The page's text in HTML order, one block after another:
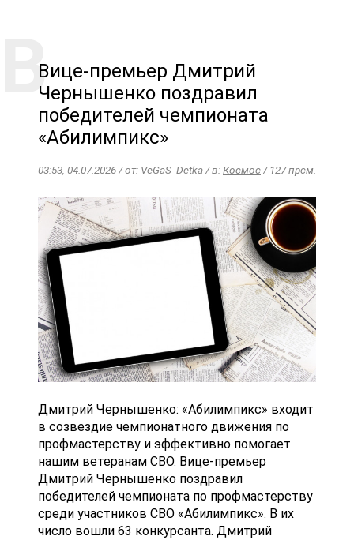
Вице-премьер Дмитрий
Чернышенко поздравил
победителей чемпионата
«Абилимпикс»
03:53, 04.07.2026 / от: VeGaS_Detka / в:Космос/ 127 прсм.
Дмитрий Чернышенко: «Абилимпикс» входит
в созвездие чемпионатного движения по
профмастерству и эффективно помогает
нашим ветеранам СВО. Вице-премьер
Дмитрий Чернышенко поздравил
победителей чемпионата по профмастерству
среди участников СВО «Абилимпикс». В их
число вошли 63 конкурсанта. Дмитрий